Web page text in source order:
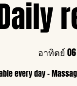
อาทิตย์ 06
every day -